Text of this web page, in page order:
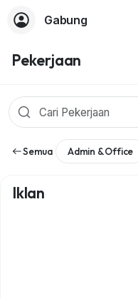
Gabung
Pekerjaan
Semua Admin & Office
Iklan